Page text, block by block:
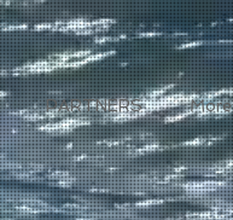
PARTNERS More